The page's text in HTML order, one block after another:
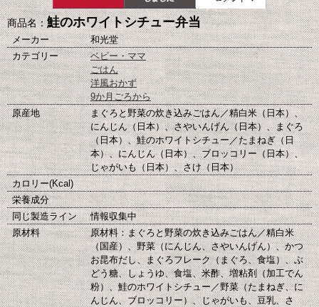
商品名：鮭のホワイトシチュー弁当
メーカー
和光堂
カテゴリー
ベビー・ママ
ごはん
洋風おかず
9か月ごろから
原産地
まぐろと野菜の炊き込みごはん／精白米（日本）、
にんじん（日本）、さやいんげん（日本）、まぐろ
（日本）、鮭のホワイトシチュー／たまねぎ（日
本）、にんじん（日本）、ブロッコリー（日本）、
じゃがいも（日本）、さけ（日本）
カロリー(Kcal)
栄養成分
同じ製造ライン
情報収集中
原材料
原材料：まぐろと野菜の炊き込みごはん／精白米
（国産）、野菜（にんじん、さやいんげん）、かつ
お昆布だし、まぐろフレーク（まぐろ、食塩）、ぶ
どう糖、しょうゆ、食塩、米酢、増粘剤（加工でん
粉）、鮭のホワイトシチュー／野菜（たまねぎ、に
んじん、ブロッコリー）、じゃがいも、豆乳、さ